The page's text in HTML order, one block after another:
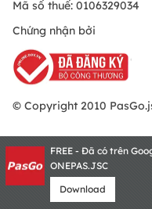
Mã số thuế: 0106329034
Chứng nhận bởi
© Copyright 2010
FREE - Đã có trên
ONEPAS.JSC
Download